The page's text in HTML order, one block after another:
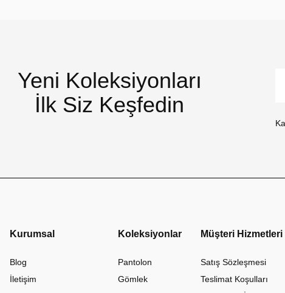
Yeni Koleksiyonları
İlk Siz Keşfedin
Kurumsal
Blog
İletişim
Koleksiyonlar
Pantolon
Gömlek
Müşteri Hizmetleri
Satış Sözleşmesi
Teslimat Koşulları